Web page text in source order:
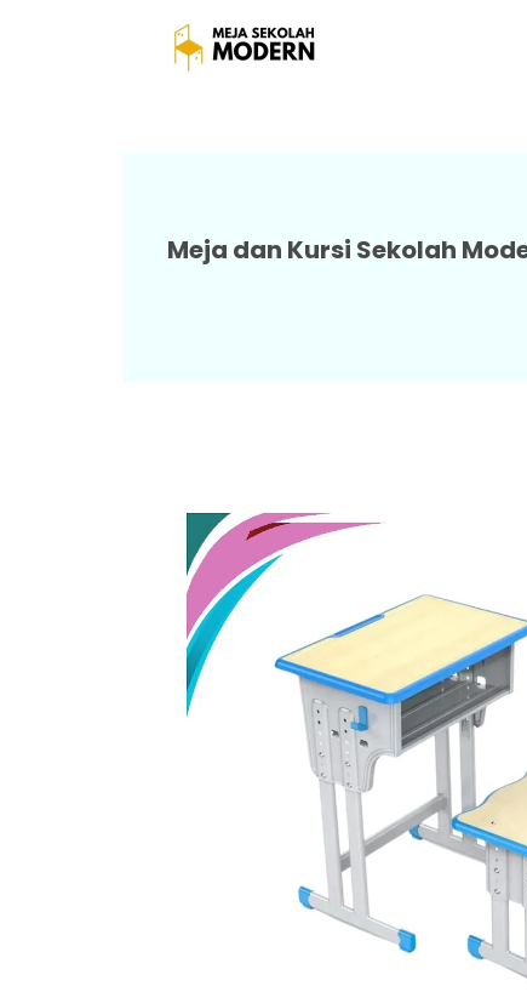
Meja Sekolah Awet
Meja dan Kursi Sekolah